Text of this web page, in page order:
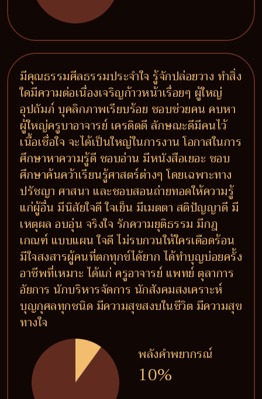
มีคุณธรรมศีลธรรมประจำใจ รู้จักปล่อยวาง ทำสิ่ง
ใดมีความต่อเนื่องเจริญก้าวหน้าเรื่อยๆ ผู้ใหญ่
อุปถัมภ์ บุคลิกภาพเรียบร้อย ชอบช่วยคน คบหา
ผู้ใหญ่ครูบาอาจารย์ เครดิตดี ลักษณะดีมีคนไว้
เนื้อเชื่อใจ จะได้เป็นใหญ่ในการงาน โอกาสในการ
ศึกษาหาความรู้ดี ชอบอ่าน มีหนังสือเยอะ ชอบ
ศึกษาค้นคว้าเรียนรู้ศาสตร์ต่างๆ โดยเฉพาะทาง
ปรัชญา ศาสนา และชอบสอนถ่ายทอดให้ความรู้
แก่ผู้อื่น มีนิสัยใจดี ใจเย็น มีเมตตา สติปัญญาดี มี
เหตุผล อบอุ่น จริงใจ รักความยุติธรรม มีกฎ
เกณฑ์ แบบแผน ใจดี ไม่รบกวนให้ใครเดือดร้อน
มีใจสงสารผู้คนที่ตกทุกข์ได้ยาก ได้ทำบุญบ่อยครั้ง
อาชีพที่เหมาะ ได้แก่ ครูอาจารย์ แพทย์ ตุลาการ
อัยการ นักบริหารจัดการ นักสังคมสงเคราะห์
บุญกุศลทุกชนิด มีความสุขสงบในชีวิต มีความสุข
ทางใจ
พลังคำพยากรณ์
10%